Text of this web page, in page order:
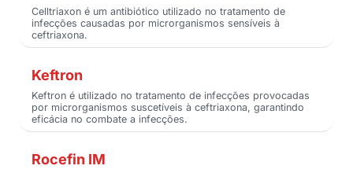
Celltriaxon é um antibiótico utilizado no tratamento de
infecções causadas por microrganismos sensíveis à
ceftriaxona.
Keftron
Keftron é utilizado no tratamento de infecções provocadas
por microrganismos suscetíveis à ceftriaxona, garantindo
eficácia no combate a infecções.
Rocefin IM